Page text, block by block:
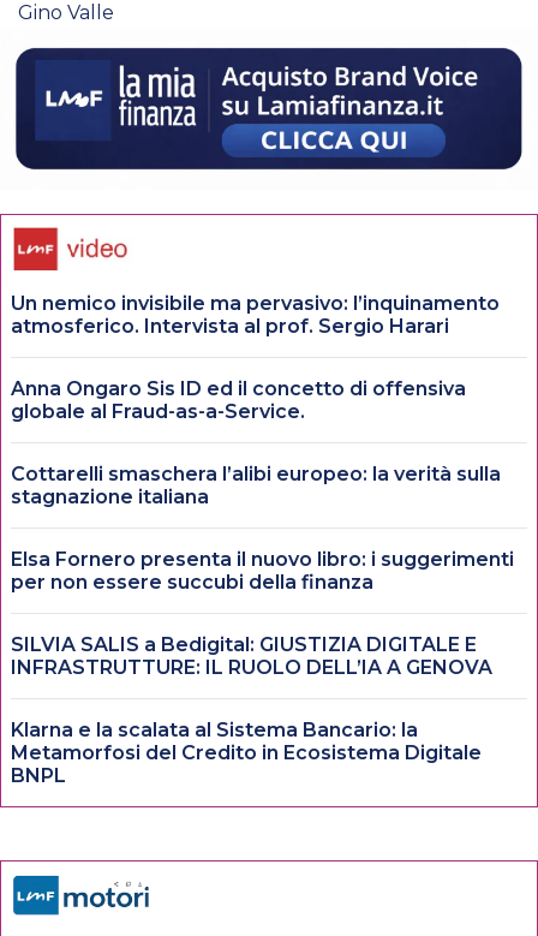
Gino Valle
Un nemico invisibile ma pervasivo: l’inquinamento
atmosferico. Intervista al prof. Sergio Harari
Anna Ongaro Sis ID ed il concetto di offensiva
globale al Fraud-as-a-Service.
Cottarelli smaschera l’alibi europeo: la verità sulla
stagnazione italiana
Elsa Fornero presenta il nuovo libro: i suggerimenti
per non essere succubi della finanza
SILVIA SALIS a Bedigital: GIUSTIZIA DIGITALE E
INFRASTRUTTURE: IL RUOLO DELL’IA A GENOVA
Klarna e la scalata al Sistema Bancario: la
Metamorfosi del Credito in Ecosistema Digitale
BNPL